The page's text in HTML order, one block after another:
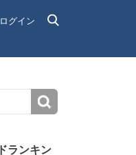
ログイン
ランキン